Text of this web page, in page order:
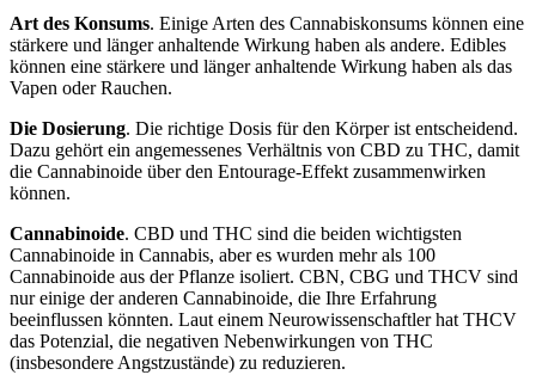
Art des Konsums. Einige Arten des Cannabiskonsums können eine
stärkere und länger anhaltende Wirkung haben als andere. Edibles
können eine stärkere und länger anhaltende Wirkung haben als das
Vapen oder Rauchen.
Die Dosierung. Die richtige Dosis für den Körper ist entscheidend.
Dazu gehört ein angemessenes Verhältnis von CBD zu THC, damit
die Cannabinoide über den Entourage-Effekt zusammenwirken
können.
Cannabinoide. CBD und THC sind die beiden wichtigsten
Cannabinoide in Cannabis, aber es wurden mehr als 100
Cannabinoide aus der Pflanze isoliert. CBN, CBG und THCV sind
nur einige der anderen Cannabinoide, die Ihre Erfahrung
beeinflussen könnten. Laut einem Neurowissenschaftler hat THCV
das Potenzial, die negativen Nebenwirkungen von THC
(insbesondere Angstzustände) zu reduzieren.